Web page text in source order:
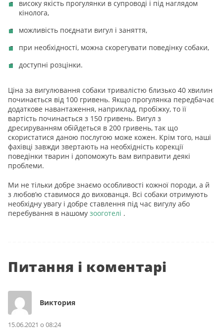
високу якість прогулянки в супроводі і під наглядом
кінолога,
можливість поєднати вигул і заняття,
при необхідності, можна скорегувати поведінку собаки,
доступні розцінки.
Ціна за вигулювання собаки тривалістю близько 40 хвилин
починається від 100 гривень. Якщо прогулянка передбачає
додаткове навантаження, наприклад, пробіжку, то її
вартість починається з 150 гривень. Вигул з
дресируванням обійдеться в 200 гривень, так що
скористатися даною послугою може кожен. Крім того, наші
фахівці завжди звертають на необхідність корекції
поведінки тварин і допоможуть вам виправити деякі
проблеми.
Ми не тільки добре знаємо особливості кожної породи, а й
з любов’ю ставимося до вихованця. Всі собаки отримують
необхідну увагу і добре ставлення під час вигулу або
перебування в нашому зооготелі .
Питання і коментарі
Виктория
15.06.2021 о 08:24